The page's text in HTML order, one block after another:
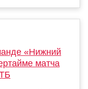
«Нижний
матча